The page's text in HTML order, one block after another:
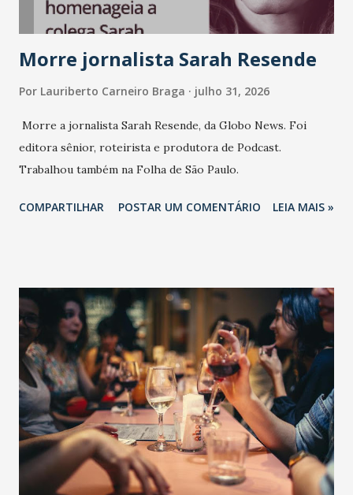
marcas, pessoas e mercado", afirma Tamires So...
Morre jornalista Sarah Resende
Por Lauriberto Carneiro Braga julho 31, 2026
Morre a jornalista Sarah Resende, da Globo News. Foi
editora sênior, roteirista e produtora de Podcast.
Trabalhou também na Folha de São Paulo.
COMPARTILHAR POSTAR UM COMENTÁRIO LEIA MAIS »